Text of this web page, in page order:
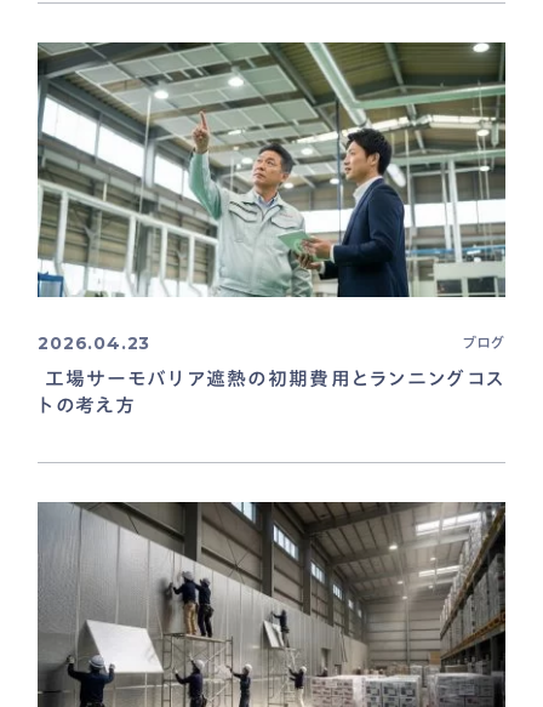
2026.04.23 ブログ
工場サーモバリア遮熱の初期費用とランニングコス
トの考え方